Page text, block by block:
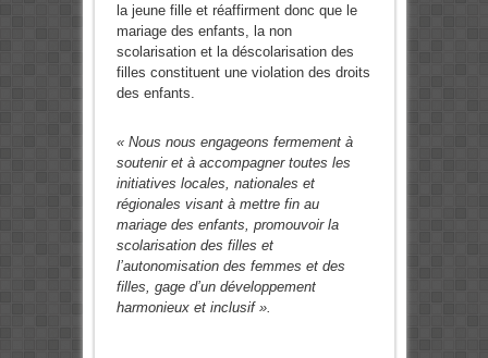
la jeune fille et réaffirment donc que le
mariage des enfants, la non
scolarisation et la déscolarisation des
filles constituent une violation des droits
des enfants.
« Nous nous engageons fermement à
soutenir et à accompagner toutes les
initiatives locales, nationales et
régionales visant à mettre fin au
mariage des enfants, promouvoir la
scolarisation des filles et
l’autonomisation des femmes et des
filles, gage d’un développement
harmonieux et inclusif ».